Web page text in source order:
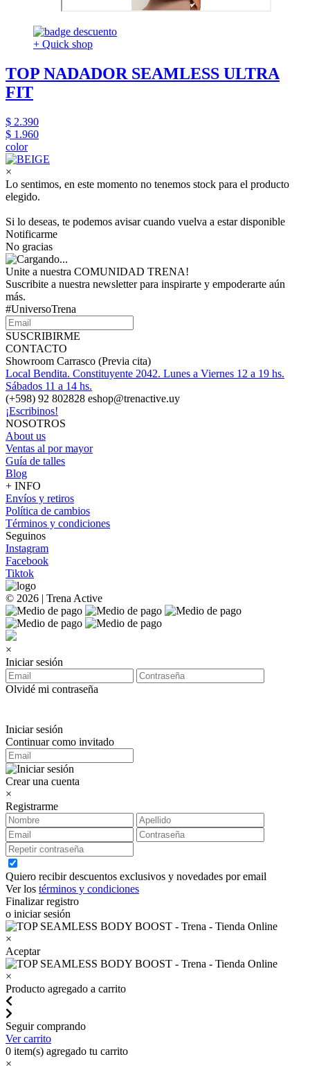
+ Quick shop
TOP NADADOR SEAMLESS ULTRA
FIT
$ 2.390
$ 1.960
color
×
Lo sentimos, en este momento no tenemos stock para el producto
elegido.
Si lo deseas, te podemos avisar cuando vuelva a estar disponible
Notificarme
No gracias
Unite a nuestra COMUNIDAD TRENA!
Suscribite a nuestra newsletter para inspirarte y empoderarte aún
más.
#UniversoTrena
SUSCRIBIRME
CONTACTO
Showroom Carrasco (Previa cita)
Local Bendita. Constituyente 2042. Lunes a Viernes 12 a 19 hs.
Sábados 11 a 14 hs.
(+598) 92 802828 eshop@trenactive.uy
¡Escribinos!
NOSOTROS
About us
Ventas al por mayor
Guía de talles
Blog
+ INFO
Envíos y retiros
Política de cambios
Términos y condiciones
Seguinos
Instagram
Facebook
Tiktok
© 2026 | Trena Active
×
Iniciar sesión
Olvidé mi contraseña
Iniciar sesión
Continuar como invitado
Crear una cuenta
×
Registrarme
Quiero recibir descuentos exclusivos y novedades por email
Ver los términos y condiciones
Finalizar registro
o iniciar sesión
×
Aceptar
×
Producto agregado a carrito
Seguir comprando
Ver carrito
0 item(s) agregado tu carrito